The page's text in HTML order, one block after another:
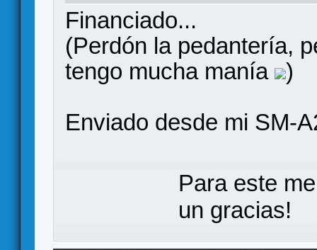
Financiado...
(Perdón la pedantería,
tengo mucha manía
)
Enviado desde mi SM-
Para este
un gracias!